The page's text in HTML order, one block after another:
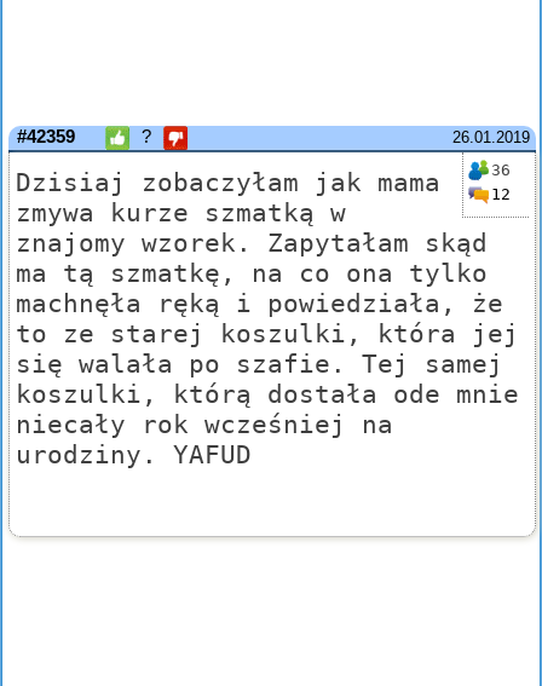
26.01.2019
#42359 ?
36
12
Dzisiaj zobaczyłam jak mama
zmywa kurze szmatką w
znajomy wzorek. Zapytałam skąd
ma tą szmatkę, na co ona tylko
machnęła ręką i powiedziała, że
to ze starej koszulki, która jej
się walała po szafie. Tej samej
koszulki, którą dostała ode mnie
niecały rok wcześniej na
urodziny. YAFUD